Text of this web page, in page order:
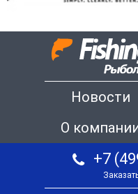
Новости
О
+7